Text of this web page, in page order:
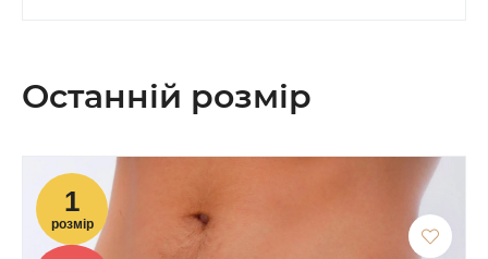
Останній розмір